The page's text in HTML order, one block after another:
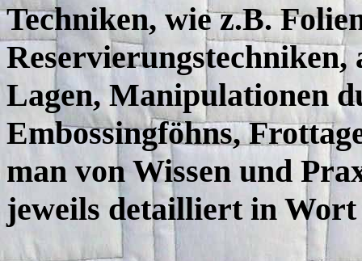
Techniken, wie z.B.
Reservierungstechniken,
Lagen, Manipulationen
Embossingföhns,
man von Wissen und
jeweils detailliert in